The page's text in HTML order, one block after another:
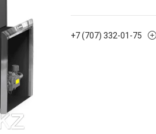
+7 (707) 332-01-75